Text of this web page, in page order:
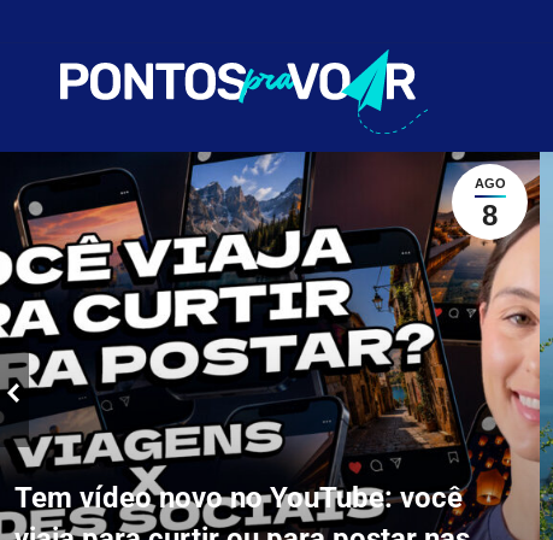
AGO
8
Tem vídeo novo no YouTube: você